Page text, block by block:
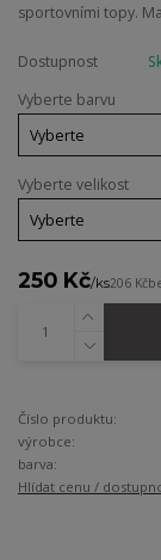
sportovními topy.
Dostupnost
Vyberte barvu
Vyberte velikost
250 Kč/ks206 Kč
Číslo produktu:
výrobce:
barva:
Hlídat cenu /